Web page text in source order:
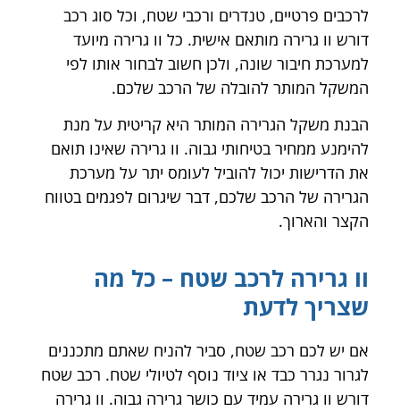
לרכבים פרטיים, טנדרים ורכבי שטח, וכל סוג רכב
דורש וו גרירה מותאם אישית. כל וו גרירה מיועד
למערכת חיבור שונה, ולכן חשוב לבחור אותו לפי
המשקל המותר להובלה של הרכב שלכם.
הבנת משקל הגרירה המותר היא קריטית על מנת
להימנע ממחיר בטיחותי גבוה. וו גרירה שאינו תואם
את הדרישות יכול להוביל לעומס יתר על מערכת
הגרירה של הרכב שלכם, דבר שיגרום לפגמים בטווח
הקצר והארוך.
וו גרירה לרכב שטח – כל מה
שצריך לדעת
אם יש לכם רכב שטח, סביר להניח שאתם מתכננים
לגרור נגרר כבד או ציוד נוסף לטיולי שטח. רכב שטח
דורש וו גרירה עמיד עם כושר גרירה גבוה. וו גרירה